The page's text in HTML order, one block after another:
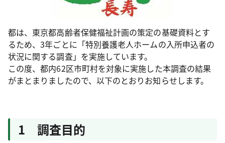
都は、東京都高齢者保健福祉計画の策定の基礎資料とす
るため、3年ごとに「特別養護老人ホームの入所申込者の
状況に関する調査」を実施しています。
この度、都内62区市町村を対象に実施した本調査の結果
がまとまりましたので、以下のとおりお知らせします。
1 調査目的